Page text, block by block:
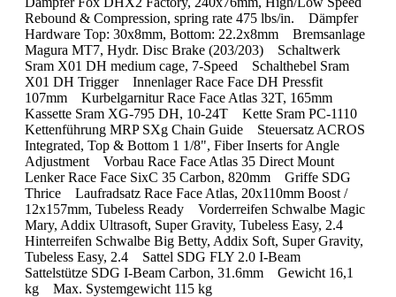
Rebound & Compression, spring rate 475 lbs/in. Dämpfer
Hardware Top: 30x8mm, Bottom: 22.2x8mm Bremsanlage
Magura MT7, Hydr. Disc Brake (203/203) Schaltwerk
Sram X01 DH medium cage, 7-Speed Schalthebel Sram
X01 DH Trigger Innenlager Race Face DH Pressfit
107mm Kurbelgarnitur Race Face Atlas 32T, 165mm
Kassette Sram XG-795 DH, 10-24T Kette Sram PC-1110
Kettenführung MRP SXg Chain Guide Steuersatz ACROS
Integrated, Top & Bottom 1 1/8", Fiber Inserts for Angle
Adjustment Vorbau Race Face Atlas 35 Direct Mount
Lenker Race Face SixC 35 Carbon, 820mm Griffe SDG
Thrice Laufradsatz Race Face Atlas, 20x110mm Boost /
12x157mm, Tubeless Ready Vorderreifen Schwalbe Magic
Mary, Addix Ultrasoft, Super Gravity, Tubeless Easy, 2.4
Hinterreifen Schwalbe Big Betty, Addix Soft, Super Gravity,
Tubeless Easy, 2.4 Sattel SDG FLY 2.0 I-Beam
Sattelstütze SDG I-Beam Carbon, 31.6mm Gewicht 16,1
kg Max. Systemgewicht 115 kg